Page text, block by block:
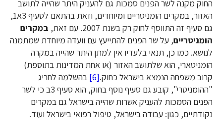
החוק מקנה לשר הפנים סמכות גם להעניק היתר שהייה לתושב
האזור, במקרים הומניטריים ומיוחדים, וזאת בהתאם לסעיף 3א1,
גם סעיף זה התווסף לחוק רק בשנת 2007. עם זאת,
במקרים
הומניטריים, על שר הפנים להתייעץ עם וועדה מיוחדת שמתמנה
לנושא. כמו כן, תנאי בלעדיו אין למתן היתר שהייה במקרה
הומניטארי, הוא שלתושב האזור (או אחת המדינות בתוספת)
קרוב משפחה הנמצא בישראל כחוק.[6]
בהשלמה לחריג
"ההומניטרי", קובע גם סעיף נוסף בחוק, הוא סעיף 3ב כי לשר
הפנים הסמכות להעניק אשרות שהייה בישראל גם במקרים
נקודתיים, כגון: עבודה בישראל, טיפול רפואי בישראל ועוד.